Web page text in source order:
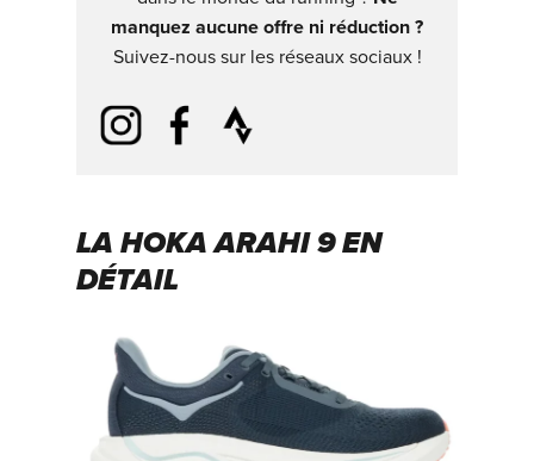
manquez aucune offre ni réduction ?
Suivez-nous sur les réseaux sociaux !
LA HOKA ARAHI 9 EN
DÉTAIL